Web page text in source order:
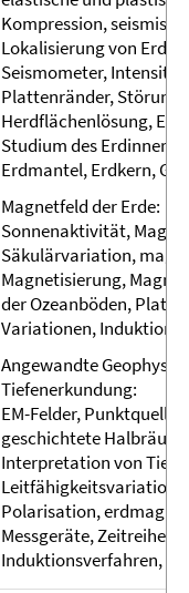
Kompression,
Lokalisierung von
Seismometer,
Plattenränder,
Herdflächenlösung,
Studium des
Erdmantel, Erdkern,
Magnetfeld der Erde:
Sonnenaktivität,
Säkulärvariation,
Magnetisierung,
der Ozeanböden,
Variationen, Induktion,
Angewandte
Tiefenerkundung:
EM-Felder,
geschichtete
Interpretation von
Polarisation,
Messgeräte,
Induktionsverfahren,